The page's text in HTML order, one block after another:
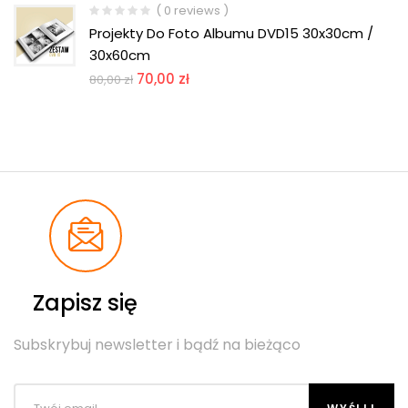
( 0 reviews )
Projekty Do Foto Albumu DVD15 30x30cm /
30x60cm
80,00zł 70,00 zł
Zapisz się
Subskrybuj newsletter i bądź na bieżąco